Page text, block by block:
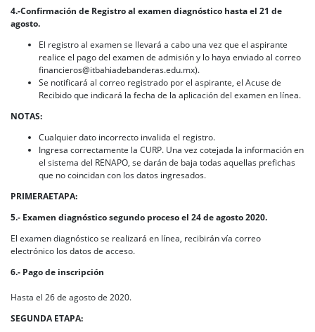
4.-Confirmación de Registro al examen diagnóstico hasta el 21 de
agosto.
El registro al examen se llevará a cabo una vez que el aspirante
realice el pago del examen de admisión y lo haya enviado al correo
financieros@itbahiadebanderas.edu.mx).
Se notificará al correo registrado por el aspirante, el Acuse de
Recibido que indicará la fecha de la aplicación del examen en línea.
NOTAS:
Cualquier dato incorrecto invalida el registro.
Ingresa correctamente la CURP. Una vez cotejada la información en
el sistema del RENAPO, se darán de baja todas aquellas prefichas
que no coincidan con los datos ingresados.
PRIMERAETAPA:
5.- Examen diagnóstico segundo proceso el 24 de agosto 2020.
El examen diagnóstico se realizará en línea, recibirán vía correo
electrónico los datos de acceso.
6.- Pago de inscripción
Hasta el 26 de agosto de 2020.
SEGUNDA ETAPA: